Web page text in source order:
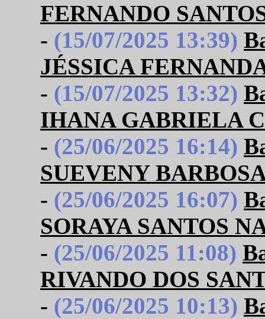
FERNANDO
- (15/07/2025 13:39)
JÉSSICA
- (15/07/2025 13:32)
IHANA GABRIELA
- (25/06/2025 16:14)
SUEVENY
- (25/06/2025 16:07)
SORAYA SANTOS
- (25/06/2025 11:08)
RIVANDO DOS
- (25/06/2025 10:13)